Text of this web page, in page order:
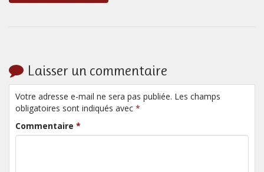
Laisser un commentaire
Votre adresse e-mail ne sera pas publiée. Les champs
obligatoires sont indiqués avec *
Commentaire *